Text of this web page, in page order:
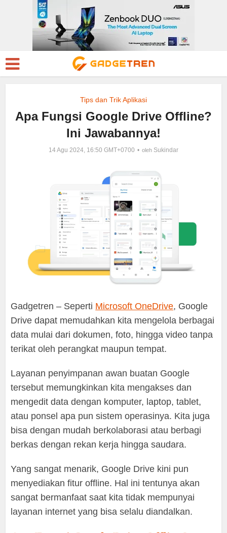
Tips dan Trik Aplikasi
Apa Fungsi Google Drive Offline?
Ini Jawabannya!
14 Agu 2024, 16:50 GMT+0700 oleh Sukindar
Gadgetren – Seperti Microsoft OneDrive, Google
Drive dapat memudahkan kita mengelola berbagai
data mulai dari dokumen, foto, hingga video tanpa
terikat oleh perangkat maupun tempat.
Layanan penyimpanan awan buatan Google
tersebut memungkinkan kita mengakses dan
mengedit data dengan komputer, laptop, tablet,
atau ponsel apa pun sistem operasinya. Kita juga
bisa dengan mudah berkolaborasi atau berbagi
berkas dengan rekan kerja hingga saudara.
Yang sangat menarik, Google Drive kini pun
menyediakan fitur offline. Hal ini tentunya akan
sangat bermanfaat saat kita tidak mempunyai
layanan internet yang bisa selalu diandalkan.